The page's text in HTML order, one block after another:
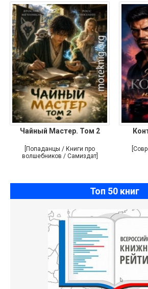
Чайный Мастер. Том 2
[Попаданцы / Книги про
волшебников / Самиздат]
Топ 50 книг